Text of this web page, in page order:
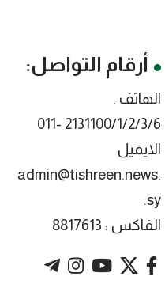
أرقام التواصل:
الهاتف :
2131100/1/2/3/6 -011
الايميل
:admin@tishreen.news
.sy
الفاكس : 8817613